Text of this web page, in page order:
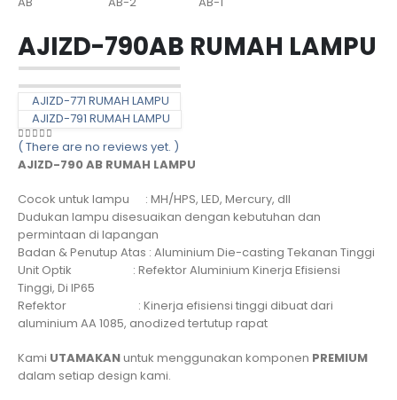
AJIZD-790AB RUMAH LAMPU
AJIZD-771 RUMAH LAMPU
AJIZD-791 RUMAH LAMPU
0 out of 5
( There are no reviews yet. )
AJIZD-790 AB RUMAH LAMPU
Cocok untuk lampu : MH/HPS, LED, Mercury, dll
Dudukan lampu disesuaikan dengan kebutuhan dan
permintaan di lapangan
Badan & Penutup Atas : Aluminium Die-casting Tekanan Tinggi
Unit Optik : Refektor Aluminium Kinerja Efisiensi
Tinggi, Di IP65
Refektor : Kinerja efisiensi tinggi dibuat dari
aluminium AA 1085, anodized tertutup rapat
Kami UTAMAKANuntuk menggunakan komponen PREMIUM
dalam setiap design kami.